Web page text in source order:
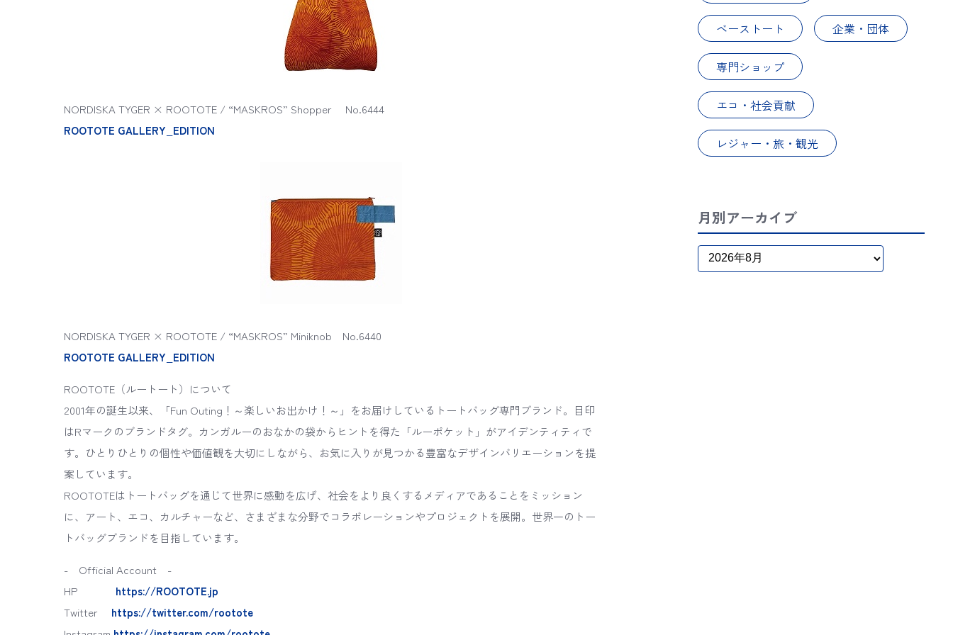
NORDISKA TYGER × ROOTOTE / “MASKROS” Shopper No.6444
ROOTOTE GALLERY_EDITION
NORDISKA TYGER × ROOTOTE / “MASKROS” Miniknob No.6440
ROOTOTE GALLERY_EDITION
ROOTOTE（ルートート）について
2001年の誕生以来、「Fun Outing！～楽しいお出かけ！～」をお届けしているトートバッグ専門ブランド。目印
はRマークのブランドタグ。カンガルーのおなかの袋からヒントを得た「ルーポケット」がアイデンティティで
す。ひとりひとりの個性や価値観を大切にしながら、お気に入りが見つかる豊富なデザインバリエーションを提
案しています。
ROOTOTEはトートバッグを通じて世界に感動を広げ、社会をより良くするメディアであることをミッション
に、アート、エコ、カルチャーなど、さまざまな分野でコラボレーションやプロジェクトを展開。世界一のトー
トバッグブランドを目指しています。
- Official Account -
HP https://ROOTOTE.jp
Twitter https://twitter.com/rootote
ベーストート 企業・団体
専門ショップ
エコ・社会貢献
レジャー・旅・観光
月別アーカイブ